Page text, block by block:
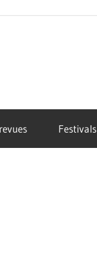
Festivals